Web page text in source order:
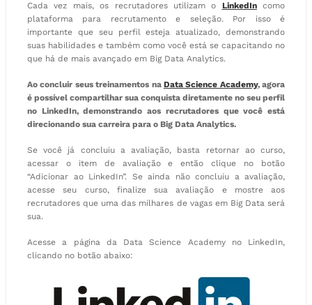
Cada vez mais, os recrutadores utilizam o LinkedIncomo
plataforma para recrutamento e seleção. Por isso é
importante que seu perfil esteja atualizado, demonstrando
suas habilidades e também como você está se capacitando no
que há de mais avançado em Big Data Analytics.
Ao concluir seus treinamentos na Data Science Academy, agora
é possível compartilhar sua conquista diretamente no seu perfil
no LinkedIn, demonstrando aos recrutadores que você está
direcionando sua carreira para o Big Data Analytics.
Se você já concluiu a avaliação, basta retornar ao curso,
acessar o item de avaliação e então clique no botão
“Adicionar ao LinkedIn”. Se ainda não concluiu a avaliação,
acesse seu curso, finalize sua avaliação e mostre aos
recrutadores que uma das milhares de vagas em Big Data será
sua.
Acesse a página da Data Science Academy no LinkedIn,
clicando no botão abaixo: